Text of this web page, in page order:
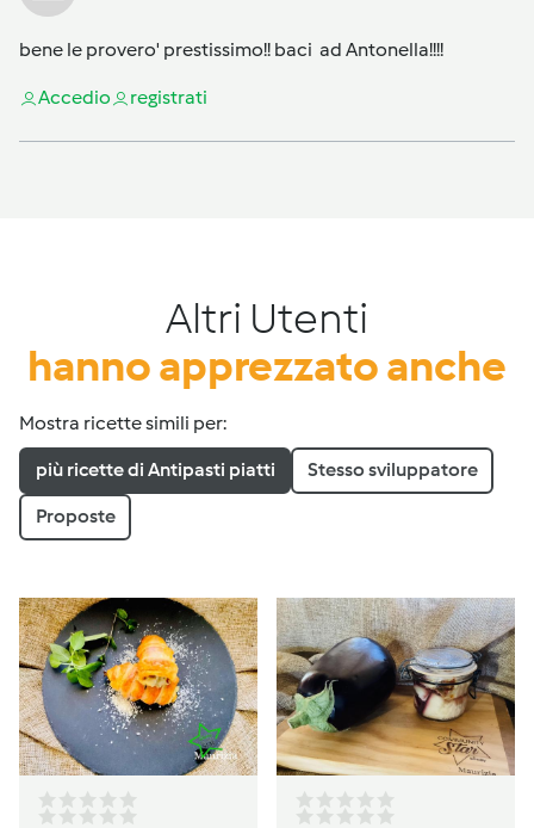
bene le provero' prestissimo!! baci ad Antonella!!!!
Accedio registrati
Altri Utenti
hanno apprezzato anche
Mostra ricette simili per:
più ricette di Antipasti piatti Stesso sviluppatore
Proposte